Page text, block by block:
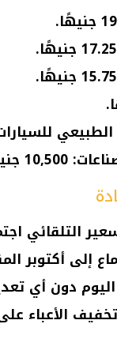
للسيارات: 7
جنيه.
التلقائي
إلى أكتوبر
دون أي
الأعباء